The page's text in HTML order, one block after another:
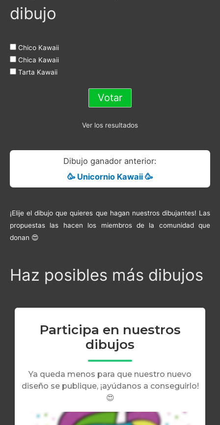
dibujo
Chico Kawaii
Chica Kawaii
Tarta Kawaii
Ver los resultados
Dibujo ganador anterior:
🥳 Unicornio Kawaii 🥳
¡Elije el dibujo que quieres que hagan nuestros dibujantes! Las
propuestas las hacen los miembros de la comunidad que
donan 😍
Haz posibles más dibujos